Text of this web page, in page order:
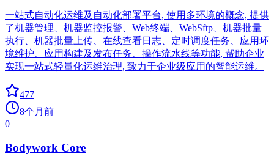
一站式自动化运维及自动化部署平台, 使用多环境的概念, 提供
了机器管理、机器监控报警、Web终端、WebSftp、机器批量
执行、机器批量上传、在线查看日志、定时调度任务、应用环
境维护、应用构建及发布任务、操作流水线等功能, 帮助企业
实现一站式轻量化运维治理, 致力于企业级应用的智能运维。
477
8个月前
0
Bodywork Core